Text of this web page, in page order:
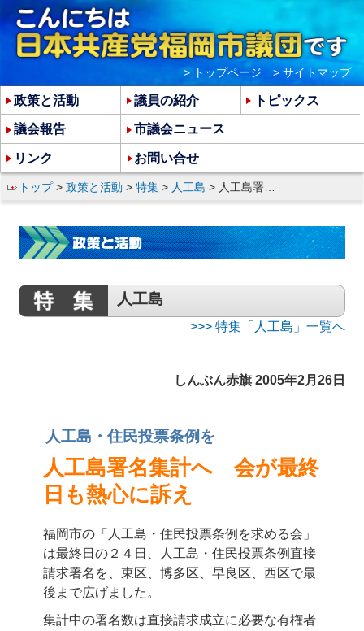
トップ> 政策と活動 > 特集 > 人工島 > 人工島署名集計へ 会が最終日も熱心に訴え
人工島
>>> 特集「人工島」一覧へ
しんぶん赤旗 2005年2月26日
人工島・住民投票条例を
人工島署名集計へ 会が最終
日も熱心に訴え
福岡市の「人工島・住民投票条例を求める会」
は最終日の２４日、人工島・住民投票条例直接
請求署名を、東区、博多区、早良区、西区で最
後まで広げました。
集計中の署名数は直接請求成立に必要な有権者
政策と活動 議員の紹介 トピックス
議会報告 市議会ニュース
リンク お問い合せ
> トップページ > サイトマップ